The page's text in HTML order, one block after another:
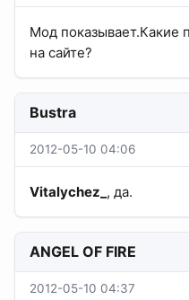
Мод показывает.Какие
на сайте?
Bustra
2012-05-10 04:06
Vitalychez_ , да.
ANGEL OF FIRE
2012-05-10 04:37